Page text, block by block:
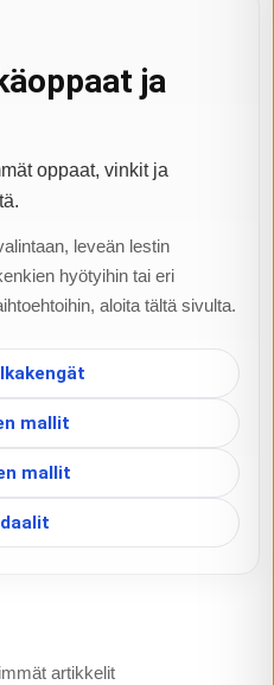
ja
oppaat, vinkit ja
leveän lestin
hyötyihin tai eri
aloita tältä sivulta.
mallit
mallit
artikkelit